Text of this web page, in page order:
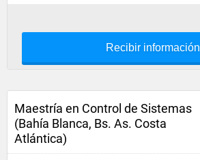
Recibir información
Maestría en Control de Sistemas
(Bahía Blanca, Bs. As. Costa
Atlántica)